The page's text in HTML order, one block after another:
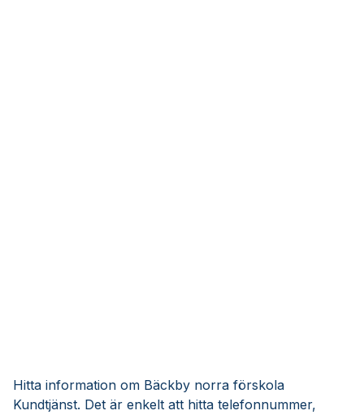
Hitta information om Bäckby norra förskola
Kundtjänst. Det är enkelt att hitta telefonnummer,